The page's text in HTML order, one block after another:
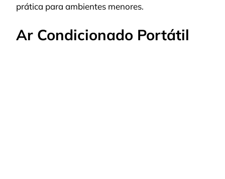
prática para ambientes menores.
Ar Condicionado Portátil